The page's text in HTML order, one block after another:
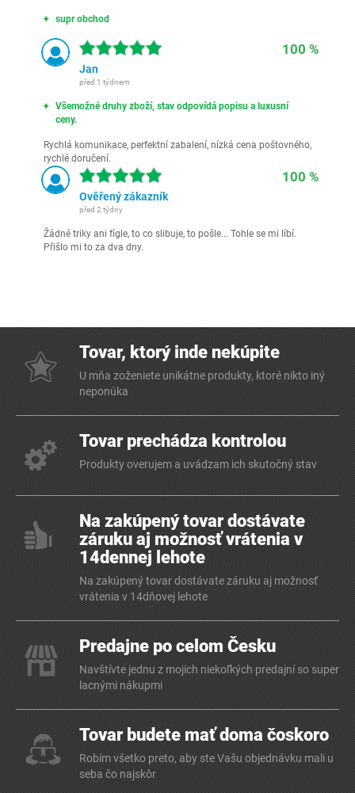
supr obchod
100 %
Jan
před 1 týdnem
Všemožné druhy zboží, stav odpovídá popisu a luxusní
ceny.
Rychlá komunikace, perfektní zabalení, nízká cena poštovného,
rychlé doručení.
100 %
Ověřený zákazník
před 2 týdny
Žádné triky ani fígle, to co slibuje, to pošle... Tohle se mi líbí.
Přišlo mi to za dva dny.
Tovar, ktorý inde nekúpite
U mňa zoženiete unikátne produkty, ktoré nikto iný
neponúka
Tovar prechádza kontrolou
Produkty overujem a uvádzam ich skutočný stav
Na zakúpený tovar dostávate
záruku aj možnosť vrátenia v
14dennej lehote
Na zakúpený tovar dostávate záruku aj možnosť
vrátenia v 14dňovej lehote
Predajne po celom Česku
Navštívte jednu z mojich niekoľkých predajní so super
lacnými nákupmi
Tovar budete mať doma čoskoro
Robím všetko preto, aby ste Vašu objednávku mali u
seba čo najskôr